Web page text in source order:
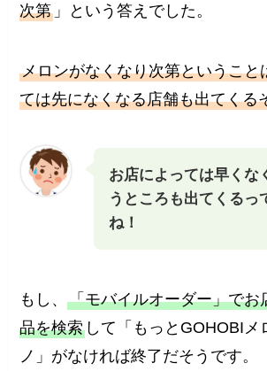
次第 」という答えでした。
メロンがなくなり次第ということ
ては先になくなる店舗も出てくる
お店によっては早くな
うところも出てくるっ
ね！
もし、「モバイルオーダー」でお
品を検索 して「もっとGOHOBIメ
ノ」がなければ終了だそうです。